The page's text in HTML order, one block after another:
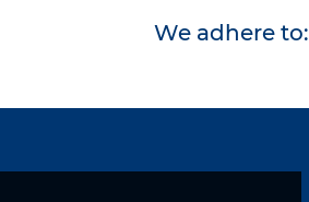
We adhere to: